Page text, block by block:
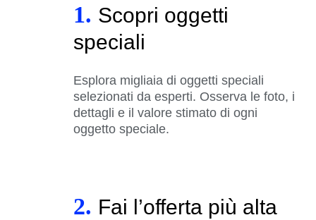
1. Scopri oggetti
speciali
Esplora migliaia di oggetti speciali
selezionati da esperti. Osserva le foto, i
dettagli e il valore stimato di ogni
oggetto speciale.
2. Fai l’offerta più alta